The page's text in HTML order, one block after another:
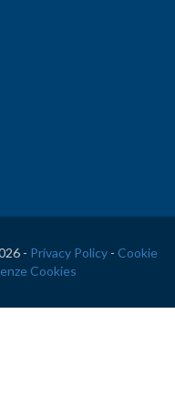
- Privacy Policy- Cookie
Cookies